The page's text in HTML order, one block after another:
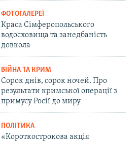
ФОТОГАЛЕРЕЇ
Краса Сімферопольського
водосховища та занедбаність
довкола
ВІЙНА ТА КРИМ
Сорок днів, сорок ночей. Про
результати кримської операції з
примусу Росії до миру
ПОЛІТИКА
«Короткострокова акція